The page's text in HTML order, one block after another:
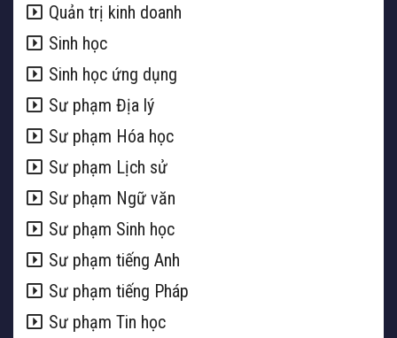
Quản trị kinh doanh
Sinh học
Sinh học ứng dụng
Sư phạm Địa lý
Sư phạm Hóa học
Sư phạm Lịch sử
Sư phạm Ngữ văn
Sư phạm Sinh học
Sư phạm tiếng Anh
Sư phạm tiếng Pháp
Sư phạm Tin học